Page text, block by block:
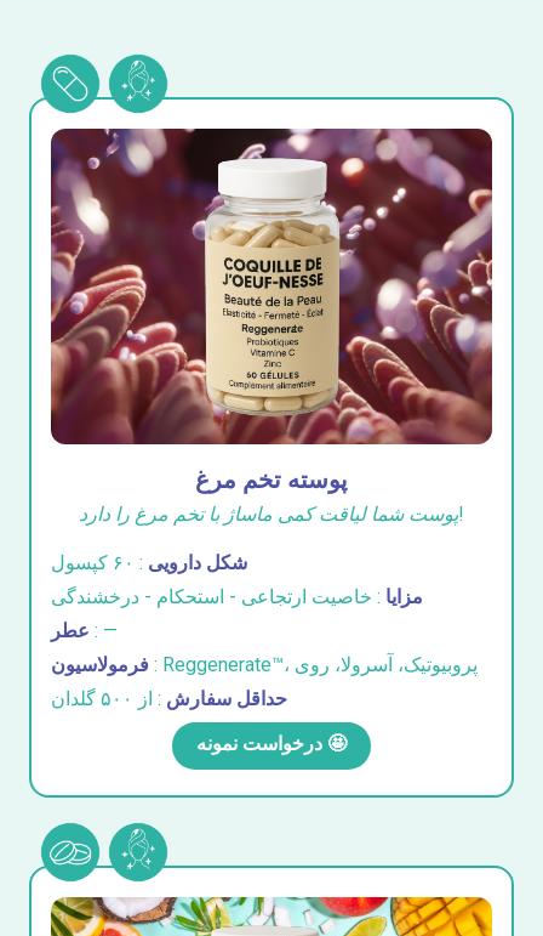
پوسته تخم مرغ
پوست شما لیاقت کمی ماساژ با تخم مرغ را دارد!
شکل دارویی : ۶۰ کپسول
مزایا : خاصیت ارتجاعی - استحکام - درخشندگی
عطر : —
فرمولاسیون
: Reggenerate™، پروبیوتیک، آسرولا، روی
حداقل سفارش : از ۵۰۰ گلدان
درخواست نمونه 🤩